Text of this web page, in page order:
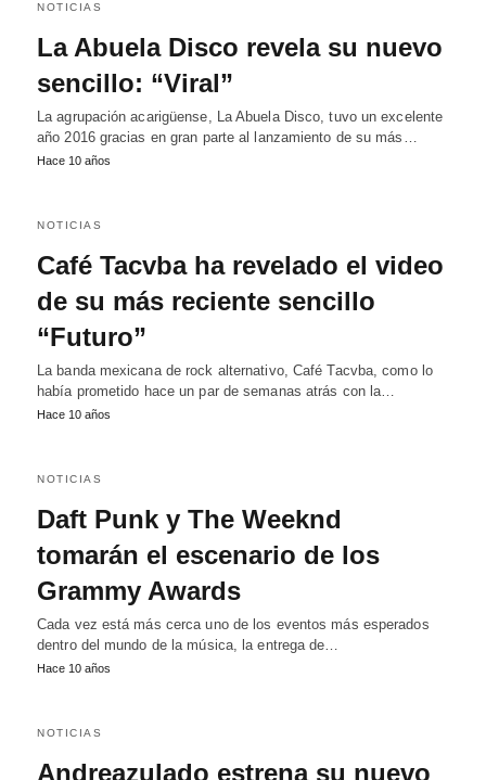
NOTICIAS
La Abuela Disco revela su nuevo
sencillo: “Viral”
La agrupación acarigüense, La Abuela Disco, tuvo un excelente
año 2016 gracias en gran parte al lanzamiento de su más…
Hace 10 años
NOTICIAS
Café Tacvba ha revelado el video
de su más reciente sencillo
“Futuro”
La banda mexicana de rock alternativo, Café Tacvba, como lo
había prometido hace un par de semanas atrás con la…
Hace 10 años
NOTICIAS
Daft Punk y The Weeknd
tomarán el escenario de los
Grammy Awards
Cada vez está más cerca uno de los eventos más esperados
dentro del mundo de la música, la entrega de…
Hace 10 años
NOTICIAS
Andreazulado estrena su nuevo